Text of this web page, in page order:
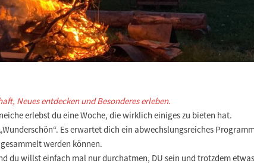
Neues entdecken und Besonderes erleben.
erlebst du eine Woche, die wirklich einiges zu bieten hat.
Es erwartet dich ein abwechslungsreiches
werden können.
du willst einfach mal nur durchatmen, DU sein und trotzdem